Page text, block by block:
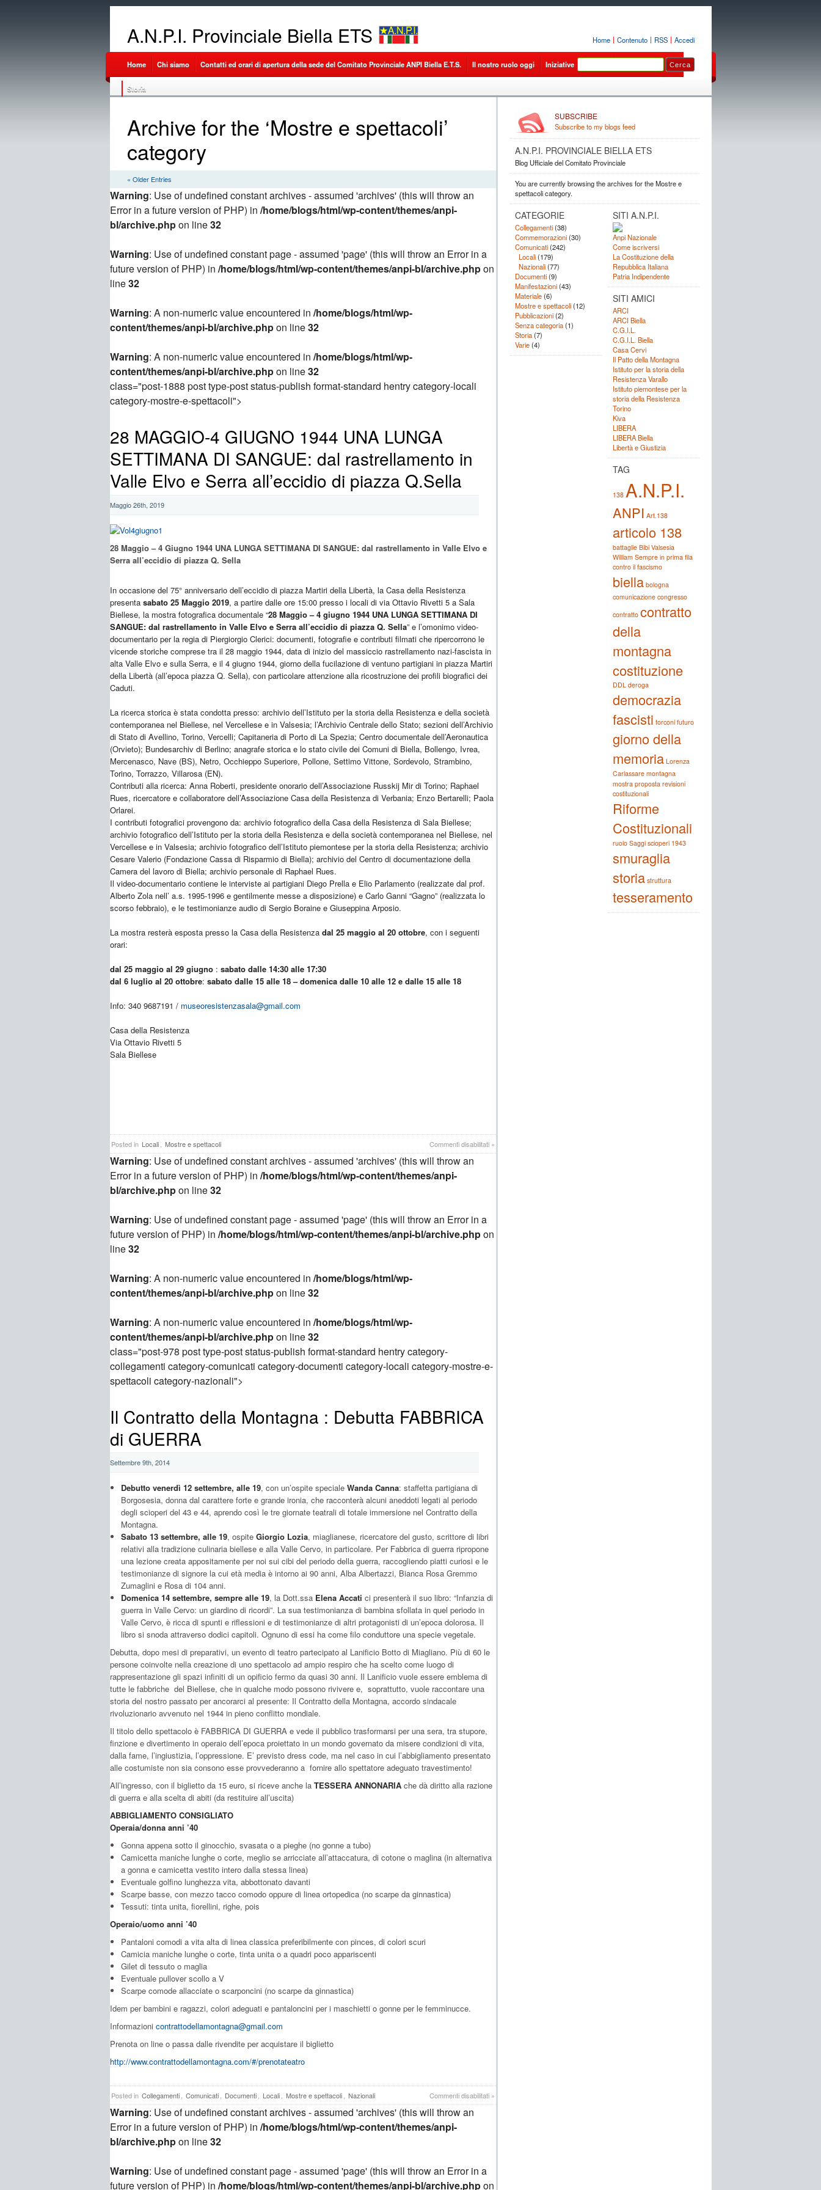
Home Contenuto RSS Accedi
A.N.P.I. Provinciale Biella ETS
Home Chi siamo Contatti ed orari di apertura della sede del Comitato Provinciale ANPI Biella E.T.S. Il nostro ruolo oggi Iniziative
Storia
Archive for the ‘Mostre e spettacoli’
category
« Older Entries
Warning: Use of undefined constant archives - assumed 'archives' (this will throw an
Error in a future version of PHP) in /home/blogs/html/wp-content/themes/anpi-
bl/archive.phpon line32
Warning: Use of undefined constant page - assumed 'page' (this will throw an Error in a
future version of PHP) in /home/blogs/html/wp-content/themes/anpi-bl/archive.phpon
line32
Warning: A non-numeric value encountered in /home/blogs/html/wp-
content/themes/anpi-bl/archive.phpon line32
Warning: A non-numeric value encountered in /home/blogs/html/wp-
content/themes/anpi-bl/archive.phpon line32
class="post-1888 post type-post status-publish format-standard hentry category-locali
category-mostre-e-spettacoli">
28 MAGGIO-4 GIUGNO 1944 UNA LUNGA
SETTIMANA DI SANGUE: dal rastrellamento in
Valle Elvo e Serra all’eccidio di piazza Q.Sella
Maggio 26th, 2019
28 Maggio – 4 Giugno 1944 UNA LUNGA SETTIMANA DI SANGUE: dal rastrellamento in Valle Elvo e
Serra all’eccidio di piazza Q. Sella
In occasione del 75° anniversario dell’eccidio di piazza Martiri della Libertà, la Casa della Resistenza
presenta sabato 25 Maggio 2019, a partire dalle ore 15:00 presso i locali di via Ottavio Rivetti 5 a Sala
Biellese, la mostra fotografica documentale “28 Maggio – 4 giugno 1944 UNA LUNGA SETTIMANA DI
SANGUE: dal rastrellamento in Valle Elvo e Serra all’eccidio di piazza Q. Sella” e l’omonimo video-
documentario per la regia di Piergiorgio Clerici: documenti, fotografie e contributi filmati che ripercorrono le
vicende storiche comprese tra il 28 maggio 1944, data di inizio del massiccio rastrellamento nazi-fascista in
alta Valle Elvo e sulla Serra, e il 4 giugno 1944, giorno della fucilazione di ventuno partigiani in piazza Martiri
della Libertà (all’epoca piazza Q. Sella), con particolare attenzione alla ricostruzione dei profili biografici dei
Caduti.
La ricerca storica è stata condotta presso: archivio dell’Istituto per la storia della Resistenza e della società
contemporanea nel Biellese, nel Vercellese e in Valsesia; l’Archivio Centrale dello Stato; sezioni dell’Archivio
di Stato di Avellino, Torino, Vercelli; Capitaneria di Porto di La Spezia; Centro documentale dell’Aeronautica
(Orvieto); Bundesarchiv di Berlino; anagrafe storica e lo stato civile dei Comuni di Biella, Bollengo, Ivrea,
Mercenasco, Nave (BS), Netro, Occhieppo Superiore, Pollone, Settimo Vittone, Sordevolo, Strambino,
Torino, Torrazzo, Villarosa (EN).
Contributi alla ricerca: Anna Roberti, presidente onorario dell’Associazione Russkij Mir di Torino; Raphael
Rues, ricercatore e collaboratore dell’Associazione Casa della Resistenza di Verbania; Enzo Bertarelli; Paola
Orlarei.
I contributi fotografici provengono da: archivio fotografico della Casa della Resistenza di Sala Biellese;
archivio fotografico dell’Istituto per la storia della Resistenza e della società contemporanea nel Biellese, nel
Vercellese e in Valsesia; archivio fotografico dell’Istituto piemontese per la storia della Resistenza; archivio
Cesare Valerio (Fondazione Cassa di Risparmio di Biella); archivio del Centro di documentazione della
Camera del lavoro di Biella; archivio personale di Raphael Rues.
Il video-documentario contiene le interviste ai partigiani Diego Prella e Elio Parlamento (realizzate dal prof.
Alberto Zola nell’ a.s. 1995-1996 e gentilmente messe a disposizione) e Carlo Ganni “Gagno” (realizzata lo
scorso febbraio), e le testimonianze audio di Sergio Boraine e Giuseppina Arposio.
La mostra resterà esposta presso la Casa della Resistenza dal 25 maggio al 20 ottobre, con i seguenti
orari:
dal 25 maggio al 29 giugno: sabato dalle 14:30 alle 17:30
dal 6 luglio al 20 ottobre: sabato dalle 15 alle 18 – domenica dalle 10 alle 12 e dalle 15 alle 18
Info: 340 9687191 / museoresistenzasala@gmail.com
Casa della Resistenza
Via Ottavio Rivetti 5
Sala Biellese
Commenti disabilitatisu
28
DI
SANGUE:
»
Posted in Locali Mostre e spettacoli
Warning: Use of undefined constant archives - assumed 'archives' (this will throw an
Error in a future version of PHP) in /home/blogs/html/wp-content/themes/anpi-
bl/archive.phpon line32
Warning: Use of undefined constant page - assumed 'page' (this will throw an Error in a
future version of PHP) in /home/blogs/html/wp-content/themes/anpi-bl/archive.phpon
line32
Warning: A non-numeric value encountered in /home/blogs/html/wp-
content/themes/anpi-bl/archive.phpon line32
Warning: A non-numeric value encountered in /home/blogs/html/wp-
content/themes/anpi-bl/archive.phpon line32
class="post-978 post type-post status-publish format-standard hentry category-
collegamenti category-comunicati category-documenti category-locali category-mostre-e-
spettacoli category-nazionali">
Il Contratto della Montagna : Debutta FABBRICA
di GUERRA
Settembre 9th, 2014
Debutto venerdì 12 settembre, alle 19, con un’ospite speciale Wanda Canna: staffetta partigiana di
Borgosesia, donna dal carattere forte e grande ironia, che racconterà alcuni aneddoti legati al periodo
degli scioperi del 43 e 44, aprendo così le tre giornate teatrali di totale immersione nel Contratto della
Montagna.
Sabato 13 settembre, alle 19, ospite Giorgio Lozia, miaglianese, ricercatore del gusto, scrittore di libri
relativi alla tradizione culinaria biellese e alla Valle Cervo, in particolare. Per Fabbrica di guerra ripropone
una lezione creata appositamente per noi sui cibi del periodo della guerra, raccogliendo piatti curiosi e le
testimonianze di signore la cui età media è intorno ai 90 anni, Alba Albertazzi, Bianca Rosa Gremmo
Zumaglini e Rosa di 104 anni.
Domenica 14 settembre, sempre alle 19, la Dott.ssa Elena Accati ci presenterà il suo libro: “Infanzia di
guerra in Valle Cervo: un giardino di ricordi”. La sua testimonianza di bambina sfollata in quel periodo in
Valle Cervo, è ricca di spunti e riflessioni e di testimonianze di altri protagonisti di un’epoca dolorosa. Il
libro si snoda attraverso dodici capitoli. Ognuno di essi ha come filo conduttore una specie vegetale.
Debutta, dopo mesi di preparativi, un evento di teatro partecipato al Lanificio Botto di Miagliano. Più di 60 le
persone coinvolte nella creazione di uno spettacolo ad ampio respiro che ha scelto come luogo di
rappresentazione gli spazi infiniti di un opificio fermo da quasi 30 anni. Il Lanificio vuole essere emblema di
tutte le fabbriche del Biellese, che in qualche modo possono rivivere e, soprattutto, vuole raccontare una
storia del nostro passato per ancorarci al presente: Il Contratto della Montagna, accordo sindacale
rivoluzionario avvenuto nel 1944 in pieno conflitto mondiale.
Il titolo dello spettacolo è FABBRICA DI GUERRA e vede il pubblico trasformarsi per una sera, tra stupore,
finzione e divertimento in operaio dell’epoca proiettato in un mondo governato da misere condizioni di vita,
dalla fame, l’ingiustizia, l’oppressione. E’ previsto dress code, ma nel caso in cui l’abbigliamento presentato
alle costumiste non sia consono esse provvederanno a fornire allo spettatore adeguato travestimento!
All’ingresso, con il biglietto da 15 euro, si riceve anche laTESSERA ANNONARIA che dà diritto alla razione
di guerra e alla scelta di abiti (da restituire all’uscita)
ABBIGLIAMENTO CONSIGLIATO
Operaia/donna anni ’40
Gonna appena sotto il ginocchio, svasata o a pieghe (no gonne a tubo)
Camicetta maniche lunghe o corte, meglio se arricciate all’attaccatura, di cotone o maglina (in alternativa
a gonna e camicetta vestito intero dalla stessa linea)
Eventuale golfino lunghezza vita, abbottonato davanti
Scarpe basse, con mezzo tacco comodo oppure di linea ortopedica (no scarpe da ginnastica)
Tessuti: tinta unita, fiorellini, righe, pois
Operaio/uomo anni ’40
Pantaloni comodi a vita alta di linea classica preferibilmente con pinces, di colori scuri
Camicia maniche lunghe o corte, tinta unita o a quadri poco appariscenti
Gilet di tessuto o maglia
Eventuale pullover scollo a V
Scarpe comode allacciate o scarponcini (no scarpe da ginnastica)
Idem per bambini e ragazzi, colori adeguati e pantaloncini per i maschietti o gonne per le femminucce.
Informazioni contrattodellamontagna@gmail.com
Prenota on line o passa dalle rivendite per acquistare il biglietto
http://www.contrattodellamontagna.com/#/prenotateatro
Commenti disabilitatisu
Il
GUERRA
»
Posted in Collegamenti , Comunicati , Documenti , Locali , Mostre e spettacoli , Nazionali
Warning: Use of undefined constant archives - assumed 'archives' (this will throw an
Error in a future version of PHP) in /home/blogs/html/wp-content/themes/anpi-
bl/archive.phpon line32
Warning: Use of undefined constant page - assumed 'page' (this will throw an Error in a
future version of PHP) in /home/blogs/html/wp-content/themes/anpi-bl/archive.phpon
SUBSCRIBE
Subscribe to my blogs feed
A.N.P.I. PROVINCIALE BIELLA ETS
Blog Ufficiale del Comitato Provinciale
You are currently browsing the archives for the Mostre e
spettacoli category.
CATEGORIE
Collegamenti(38)
Commemorazioni(30)
Comunicati(242)
Locali(179)
Nazionali(77)
Documenti(9)
Manifestazioni(43)
Materiale(6)
Mostre e spettacoli(12)
Pubblicazioni(2)
Senza categoria(1)
Storia(7)
Varie(4)
SITI A.N.P.I.
Anpi Nazionale
Come iscriversi
La Costituzione della
Repubblica Italiana
Patria Indipendente
SITI AMICI
ARCI
ARCI Biella
C.G.I.L.
C.G.I.L. Biella
Casa Cervi
Il Patto della Montagna
Istituto per la storia della
Resistenza Varallo
Istituto piemontese per la
storia della Resistenza
Torino
Kiva
LIBERA
LIBERA Biella
Libertà e Giustizia
TAG
138 A.N.P.I.
ANPI Art.138
articolo 138
battaglie Bibi Valsesia
William Sempre in prima fila
contro il fascismo
biella bologna
comunicazione congresso
contratto contratto
della
montagna
costituzione
DDL deroga
democrazia
fascisti forconi futuro
giorno della
memoria Lorenza
Carlassare montagna
mostra proposta revisioni
costituzionali
Riforme
Costituzionali
ruolo Saggi scioperi 1943
smuraglia
storia struttura
tesseramento